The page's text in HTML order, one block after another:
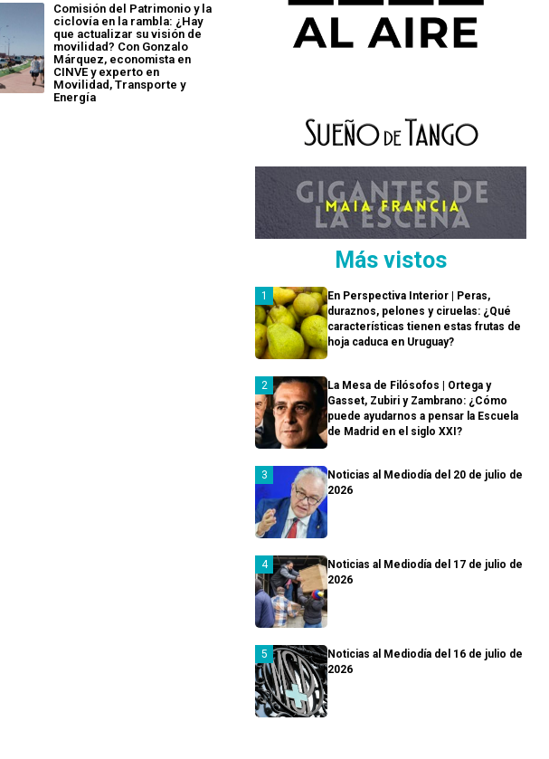
Comisión del Patrimonio y la
ciclovía en la rambla: ¿Hay
que actualizar su visión de
movilidad? Con Gonzalo
Márquez, economista en
CINVE y experto en
Movilidad, Transporte y
Energía
Más vistos
En Perspectiva Interior | Peras,
duraznos, pelones y ciruelas: ¿Qué
características tienen estas frutas de
hoja caduca en Uruguay?
La Mesa de Filósofos | Ortega y
Gasset, Zubiri y Zambrano: ¿Cómo
puede ayudarnos a pensar la Escuela
de Madrid en el siglo XXI?
Noticias al Mediodía del 20 de julio de
2026
Noticias al Mediodía del 17 de julio de
2026
Noticias al Mediodía del 16 de julio de
2026